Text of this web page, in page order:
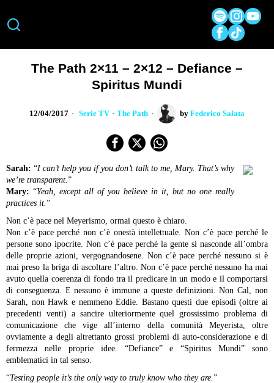
The Path 2×11 – 2×12 – Defiance –
Spiritus Mundi
12/04/2017 Serie TV · The Path by Federico Salata
Sarah:“I can’t help you if you don’t talk to me, Mary. That’s why
we’re transparent.”
Mary: “Yeah, except all of you believe in it, but no one really
practices it.”
Non c’è pace nel Meyerismo, ormai questo è chiaro.
Non c’è pace perché non c’è onestà intellettuale. Non c’è pace perché le
persone sono ipocrite. Non c’è pace perché la gente si nasconde all’ombra
delle proprie azioni, vergognandosene. Non c’è pace perché nessuno si è
mai preso la briga di ascoltare l’altro. Non c’è pace perché nessuno ha mai
avuto quella coerenza di fondo tra il predicare in un modo e il comportarsi
di conseguenza. E nessuno è immune a queste definizioni. Non Cal, non
Sarah, non Hawk e nemmeno Eddie. Bastano questi due episodi (oltre ai
precedenti venti) a sancire ulteriormente quel grossissimo problema di
comunicazione che vige all’interno della comunità Meyerista, oltre
ovviamente a degli altrettanto grossi problemi di auto-considerazione e di
fermezza nelle proprie idee. “Defiance” e “Spiritus Mundi” sono
emblematici in tal senso.
“Testing people it’s the only way to truly know who they are.”